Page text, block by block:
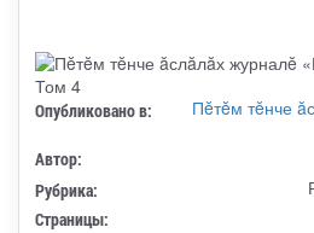
Опубликовано в:
Пĕтĕм тĕнче
Автор:
Рубрика:
Страницы: